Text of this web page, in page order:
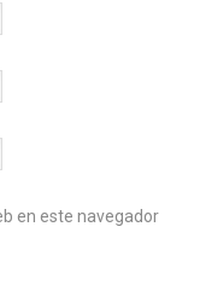
en este navegador